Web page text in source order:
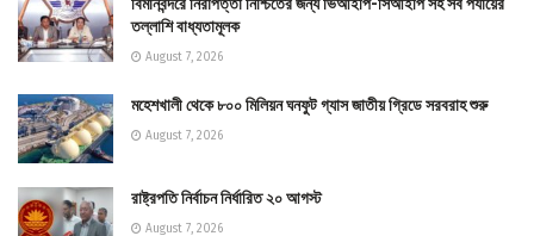
বিমানবন্দরে নিরাপত্তা নিশ্চিতের জন্য ভিআইপি-সিআইপি সহ সব পর্যায়ের
তল্লাশি বাধ্যতামূলক
August 7, 2026
মহেশখালী থেকে ৮০০ মিলিয়ন ঘনফুট গ্যাস জাতীয় গ্রিডে সরবরাহ শুরু
August 7, 2026
রাষ্ট্রপতি নির্বাচন নির্ধারিত ২০ আগস্ট
August 7, 2026